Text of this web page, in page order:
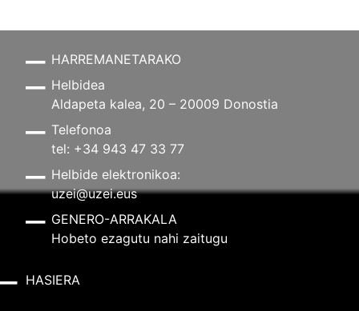
HARREMANETARAKO
Helbidea
Aldapeta kalea, 20 – 20009 Donostia
Telefonoa
tel: +34 943 47 33 77
Helbide elektronikoa:
uzei@uzei.eus
GENERO-ARRAKALA
Hobeto ezagutu nahi zaitugu
HASIERA